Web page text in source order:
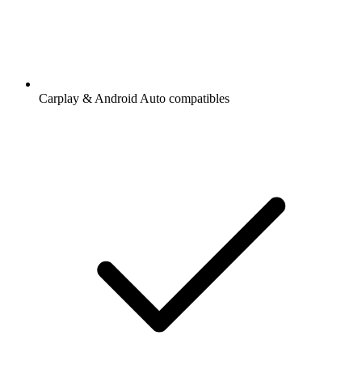
Carplay & Android Auto compatibles